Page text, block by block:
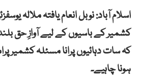
اسلام آباد: نوبل انعام یافتہ ملالہ
کشمیر کے باسیوں کے لیے آوازِ حق
کہ سات دہائیوں پرانا مسئلہ کشمیر
ہونا چاہیے۔